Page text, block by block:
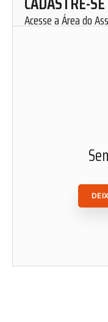
Acesse a Área do
ACESSAR ÁREA DO